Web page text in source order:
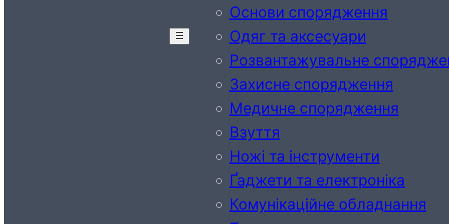
Основи спорядження
Одяг та аксесуари
Розвантажувальне
Захисне спорядження
Медичне спорядження
Взуття
Ножі та інструменти
Ґаджети та електроніка
Комунікаційне обладнання